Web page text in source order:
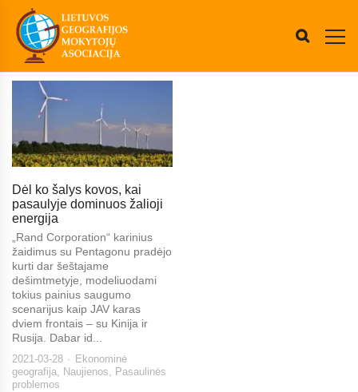
Dėl ko šalys kovos, kai
pasaulyje dominuos žalioji
energija
„Rand Corporation“ karinius
žaidimus su Pentagonu pradėjo
kurti dar šeštajame
dešimtmetyje, modeliuodami
tokius painius saugumo
scenarijus kaip JAV karas
dviem frontais – su Kinija ir
Rusija. Dabar id...
2021-03-28
Ekonominė
geografija, Naujienos, Pasaulinės
problemos